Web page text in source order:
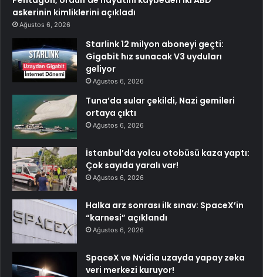
askerinin kimliklerini açıkladı
Ağustos 6, 2026
Starlink 12 milyon aboneyi geçti:
Gigabit hız sunacak V3 uyduları
geliyor
Ağustos 6, 2026
Tuna’da sular çekildi, Nazi gemileri
ortaya çıktı
Ağustos 6, 2026
İstanbul’da yolcu otobüsü kaza yaptı:
Çok sayıda yaralı var!
Ağustos 6, 2026
Halka arz sonrası ilk sınav: SpaceX’in
“karnesi” açıklandı
Ağustos 6, 2026
SpaceX ve Nvidia uzayda yapay zeka
veri merkezi kuruyor!